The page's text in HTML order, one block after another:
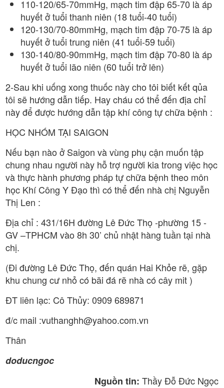
110-120/65-70mmHg, mạch tim đập 65-70 là áp
huyết ở tuổi thanh niên (18 tuổi-40 tuổi)
120-130/70-80mmHg, mạch tim đập 70-75 là áp
huyết ở tuổi trung niên (41 tuổi-59 tuổi)
130-140/80-90mmHg, mạch tim đập 70-80 là áp
huyết ở tuổi lão niên (60 tuổi trở lên)
2-Sau khi uống xong thuốc này cho tôi biết kết qủa
tôi sẽ hướng dẫn tiếp. Hay cháu có thể đến địa chỉ
này để được hướng dẫn tập khí công tự chữa bệnh :
HỌC NHÓM TẠI SAIGON
Nếu bạn nào ở Saigon và vùng phụ cận muốn tập
chung nhau người này hỗ trợ người kia trong việc học
và thực hành phương pháp tự chữa bệnh theo môn
học Khí Công Y Đạo thì có thể đến nhà chị Nguyễn
Thị Len :
Địa chỉ : 431/16H đường Lê Đức Thọ -phường 15 -
GV –TPHCM vào 8h 30’ chủ nhật hàng tuần tại nhà
chị.
(Đi đường Lê Đức Thọ, đến quán Hai Khỏe rẽ, gặp
khu chung cư nhỏ có bãi đá rẽ nhà có cây mit )
ĐT liên lạc: Cô Thủy: 0909 689871
đ/c mail :vuthanghh@yahoo.com.vn
Thân
doducngoc
Nguồn tin: Thầy Đỗ Đức Ngọc